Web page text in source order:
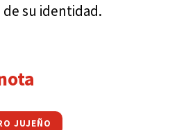
su identidad.
JUJEÑO